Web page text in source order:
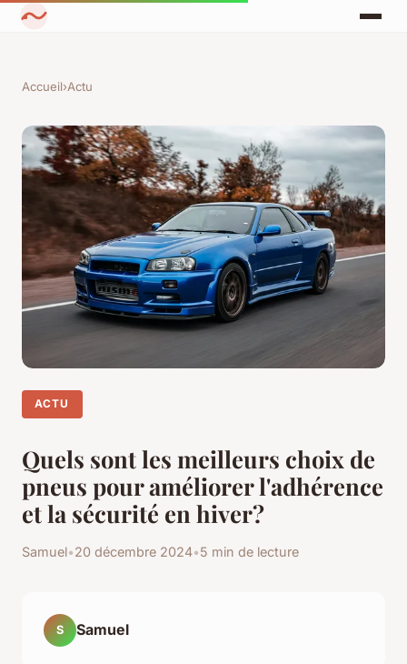
Accueil›Actu
ACTU
Quels sont les meilleurs choix de
pneus pour améliorer l'adhérence
et la sécurité en hiver?
Samuel•20 décembre 2024•5 min de lecture
S Samuel